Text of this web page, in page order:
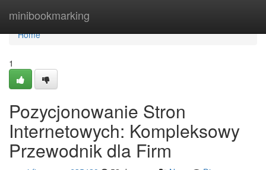
minibookmarking
Home
Home
1
Pozycjonowanie Stron
Internetowych: Kompleksowy
Przewodnik dla Firm